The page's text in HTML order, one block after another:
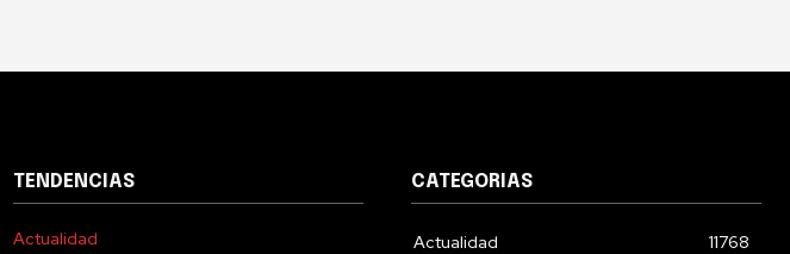
TENDENCIAS
Actualidad
CATEGORIAS
Actualidad
11768